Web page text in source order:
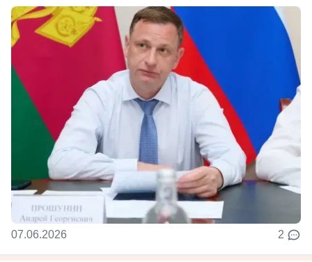
07.06.2026 2